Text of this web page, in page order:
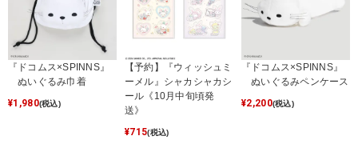
『ドコムス×SPINNS』
ぬいぐるみ巾着
¥1,980(税込)
【予約】『ウィッシュミ
ーメル』シャカシャカシ
ール《10月中旬頃発
送》
¥715(税込)
『ドコムス×SPINNS』
ぬいぐるみペンケース
¥2,200(税込)